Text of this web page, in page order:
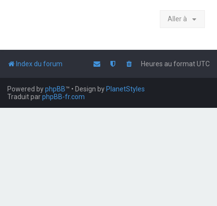
Aller à
Index du forum Heures au formatUTC
Powered byphpBB™ • Design by PlanetStyles
Traduit parphpBB-fr.com